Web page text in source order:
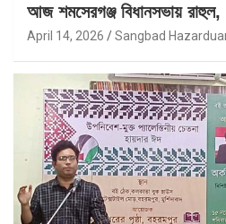
আজ শমসেরগঞ্জ বিধানসভায় রাহুল,
April 14, 2026 Sangbad